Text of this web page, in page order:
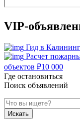
VIP-
Гид в
Расчет
объектов ₽10 000
Где остановиться
Поиск объявлений
Искать